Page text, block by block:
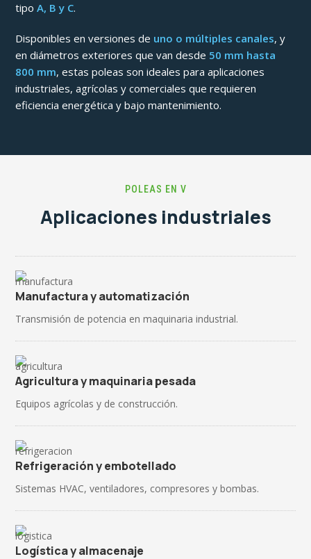
tipoA, B y C.
Disponibles en versiones de uno o múltiples canales, y
en diámetros exteriores que van desde 50 mm hasta
800 mm, estas poleas son ideales para aplicaciones
industriales, agrícolas y comerciales que requieren
eficiencia energética y bajo mantenimiento.
POLEAS EN V
Aplicaciones industriales
Manufactura y automatización
Transmisión de potencia en maquinaria industrial.
Agricultura y maquinaria pesada
Equipos agrícolas y de construcción.
Refrigeración y embotellado
Sistemas HVAC, ventiladores, compresores y bombas.
Logística y almacenaje